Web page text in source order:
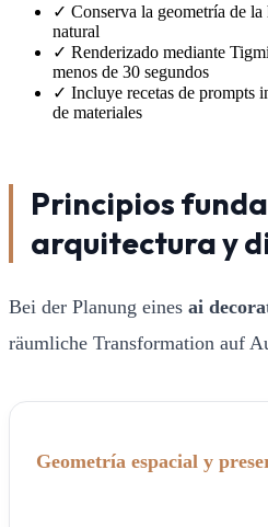
✓ Conserva la geometría de
natural
✓ Renderizado mediante
menos de 30 segundos
✓ Incluye recetas de prompts
de materiales
Principios
arquitectura y
Bei der Planung eines ai
räumliche Transformation auf
Geometría espacial y